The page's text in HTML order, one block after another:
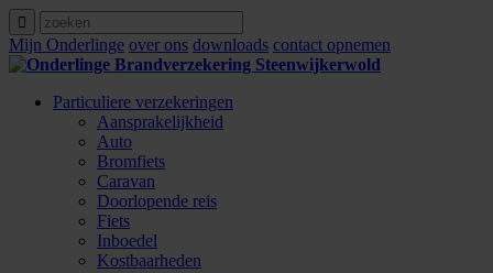
Mijn Onderlinge over ons downloads contact opnemen
Particuliere verzekeringen
Aansprakelijkheid
Auto
Bromfiets
Caravan
Doorlopende reis
Fiets
Inboedel
Kostbaarheden